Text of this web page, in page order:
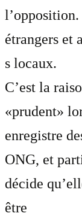
étrangers et
s locaux.
C’est la
«prudent»
enregistre
ONG, et
décide
être